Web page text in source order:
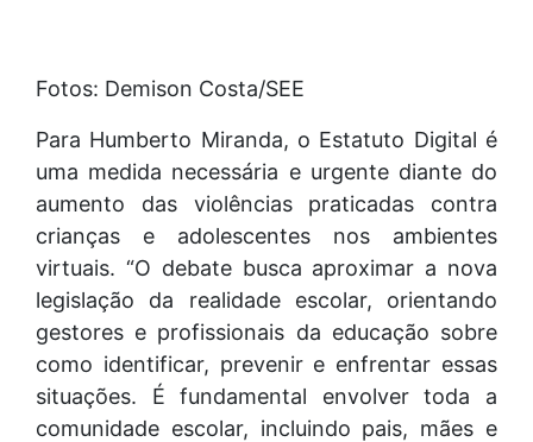
Fotos: Demison Costa/SEE
Para Humberto Miranda, o Estatuto Digital é
uma medida necessária e urgente diante do
aumento das violências praticadas contra
crianças e adolescentes nos ambientes
virtuais. “O debate busca aproximar a nova
legislação da realidade escolar, orientando
gestores e profissionais da educação sobre
como identificar, prevenir e enfrentar essas
situações. É fundamental envolver toda a
comunidade escolar, incluindo pais, mães e